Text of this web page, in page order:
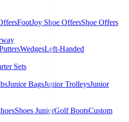
FootJoy Shoe OffersShoe Offers
WedgesLeft-Handed
Sets
Junior BagsJunior TrolleysJunior
Shoes JuniorGolf BootsCustom